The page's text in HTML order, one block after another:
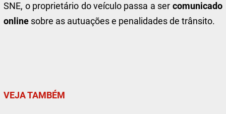
SNE, o proprietário do veículo passa a ser comunicado
online sobre as autuações e penalidades de trânsito.
VEJA TAMBÉM